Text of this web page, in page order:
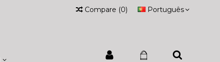
Português
Compare (0)